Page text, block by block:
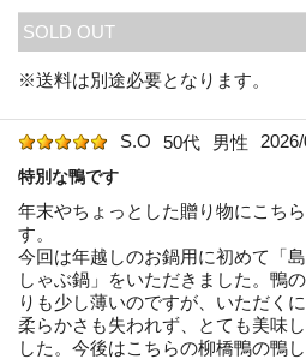
SOLD OUT
※送料は別途必要となります。
S.O 50代 男性
特別な鴨です
年末やちょっとした贈り物にこち
す。
今回は年越しのお鍋用に初めて「
しゃぶ鍋」をいただきました。鴨
りも少し薄いのですが、いただく
柔らかさも失われず、とても美味
した。今後はこちらの柳橋鴨の鴨